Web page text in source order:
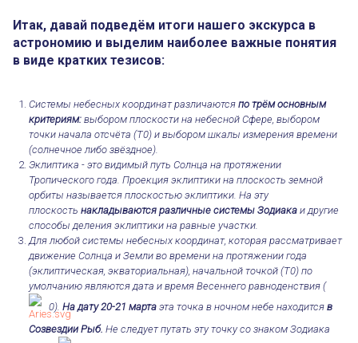
Итак, давай подведём итоги нашего экскурса в
астрономию и выделим наиболее важные понятия
в виде кратких тезисов:
Системы небесных координат различаются по трём основным
критериям: выбором плоскости на небесной Сфере, выбором
точки начала отсчёта (T0) и выбором шкалы измерения времени
(солнечное либо звёздное).
Эклиптика - это видимый путь Солнца на протяжении
Тропического года. Проекция эклиптики на плоскость земной
орбиты называется плоскостью эклиптики. На эту
плоскость накладываются различные системы Зодиака и другие
способы деления эклиптики на равные участки.
Для любой системы небесных координат, которая рассматривает
движение Солнца и Земли во времени на протяжении года
(эклиптическая, экваториальная), начальной точкой (T0) по
умолчанию являются дата и время Весеннего равноденствия (
0). На дату 20-21 марта эта точка в ночном небе находится в
Созвездии Рыб. Не следует путать эту точку со знаком Зодиака